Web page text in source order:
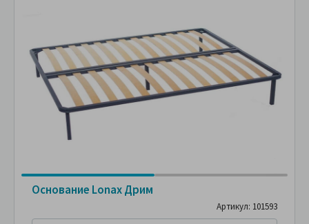
Основание Lonax Дрим
Артикул: 101593